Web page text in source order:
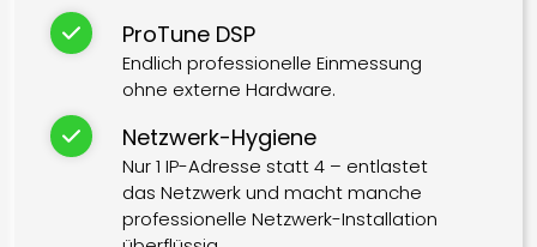
ProTune DSP
Endlich professionelle Einmessung
ohne externe Hardware.
Netzwerk-Hygiene
Nur 1 IP-Adresse statt 4 – entlastet
das Netzwerk und macht manche
professionelle Netzwerk-Installation